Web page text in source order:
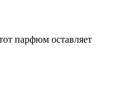
парфюм оставляет